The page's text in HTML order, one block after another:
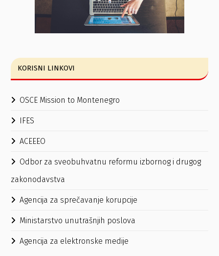
KORISNI LINKOVI
OSCE Mission to Montenegro
IFES
ACEEEO
Odbor za sveobuhvatnu reformu izbornog i drugog
zakonodavstva
Agencija za sprečavanje korupcije
Ministarstvo unutrašnjih poslova
Agencija za elektronske medije